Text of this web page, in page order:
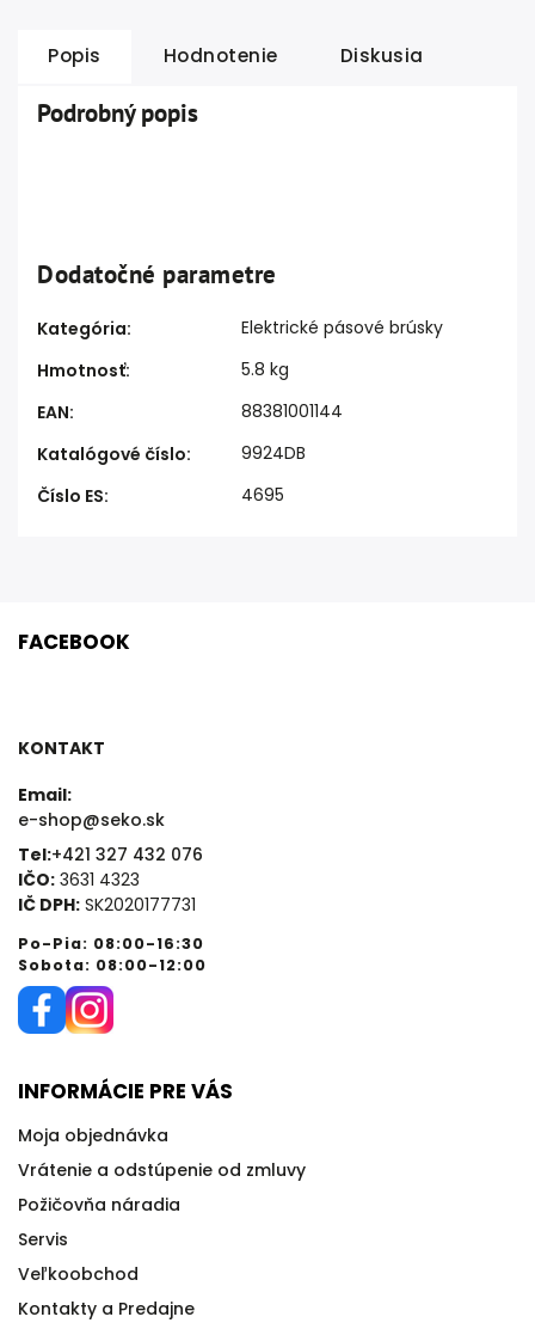
Popis Hodnotenie Diskusia
Podrobný popis
Dodatočné parametre
Kategória:
Elektrické pásové brúsky
Hmotnosť:
5.8 kg
EAN:
88381001144
Katalógové číslo:
9924DB
Číslo ES: 4695
FACEBOOK
KONTAKT
Email:
e-shop@seko.sk
Tel:+421 327 432 076
IČO: 3631 4323
IČ DPH: SK2020177731
Po-Pia: 08:00-16:30
Sobota: 08:00-12:00
INFORMÁCIE PRE VÁS
Moja objednávka
Vrátenie a odstúpenie od zmluvy
Požičovňa náradia
Servis
Veľkoobchod
Kontakty a Predajne